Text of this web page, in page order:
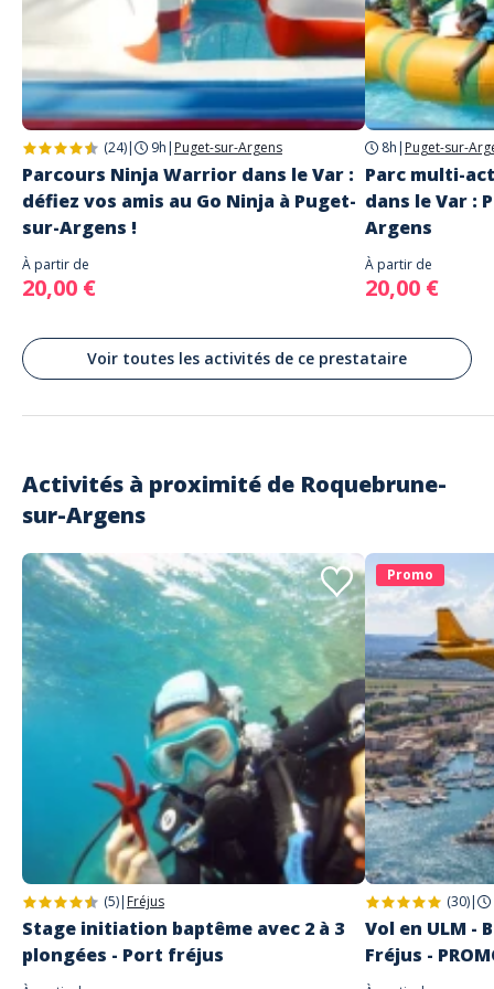
Adresse
Non spécifié
Roquebrune-sur-Argens
(24)| 9h | Puget-sur-Argens
Parcours Ninja Warrior dans le Var :
défiez vos amis au Go Ninja à Puget-
sur-Argens !
À partir de
20,00 €
8h | Puget-sur-
Parc multi-
dans le Var :
Argens
À partir de
20,00 €
Voir toutes les activités de ce prestataire
Activités à proximité de Roquebrune-
sur-Argens
(5)| Fréjus
Stage initiation baptême avec 2 à 3
plongées - Port fréjus
Promo
(30)|
Vol en ULM -
Fréjus -